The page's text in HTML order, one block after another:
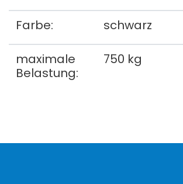
Farbe: schwarz
maximale
Belastung:
750 kg